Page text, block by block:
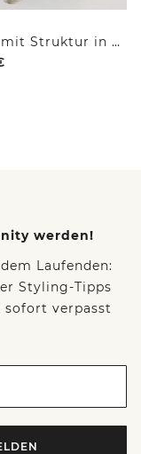
Blazer mit Struktur in Unifarbe
werden!
Laufenden:
Styling-Tipps
sofort verpasst